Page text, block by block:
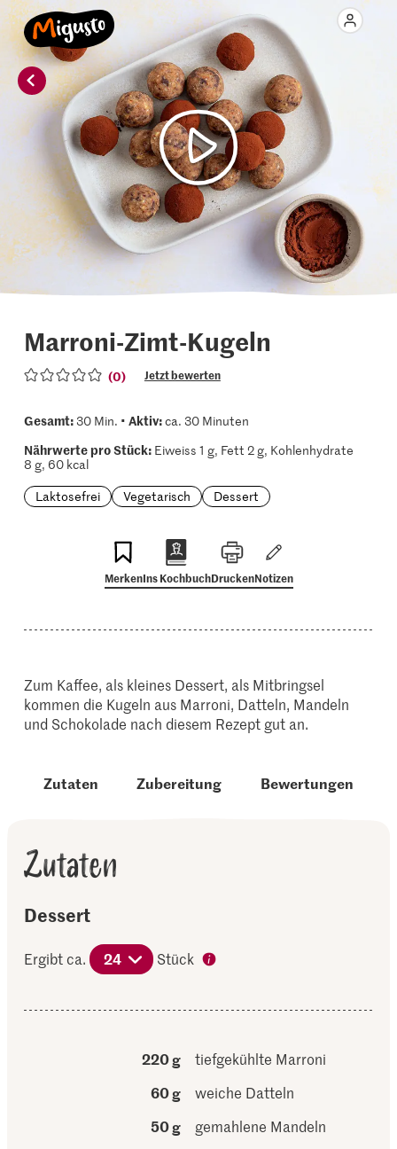
Marroni-Zimt-Kugeln
(0) Jetzt bewerten
Gesamt:30 Min. • Aktiv:ca. 30 Minuten
Nährwerte pro Stück:Eiweiss 1 g, Fett 2 g, Kohlenhydrate
8 g, 60 kcal
Laktosefrei
Vegetarisch Dessert
MerkenIns KochbuchDruckenNotizen
Zum Kaffee, als kleines Dessert, als Mitbringsel
kommen die Kugeln aus Marroni, Datteln, Mandeln
und Schokolade nach diesem Rezept gut an.
Zutaten Zubereitung Bewertungen
Zutaten
Dessert
Ergibt ca. 24 Stück
220 g
tiefgekühlte Marroni
60 g
weiche Datteln
50 g
gemahlene Mandeln